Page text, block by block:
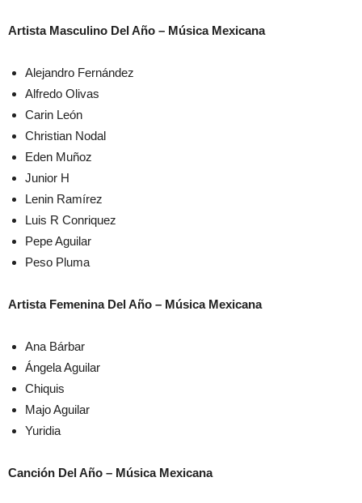
Artista Masculino Del Año – Música Mexicana
Alejandro Fernández
Alfredo Olivas
Carin León
Christian Nodal
Eden Muñoz
Junior H
Lenin Ramírez
Luis R Conriquez
Pepe Aguilar
Peso Pluma
Artista Femenina Del Año – Música Mexicana
Ana Bárbar
Ángela Aguilar
Chiquis
Majo Aguilar
Yuridia
Canción Del Año – Música Mexicana